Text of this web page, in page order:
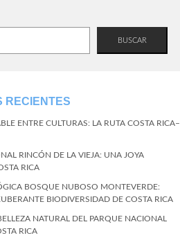
BUSCAR
RECIENTES
ENTRE CULTURAS: LA RUTA COSTA RICA–
RINCÓN DE LA VIEJA: UNA JOYA
RICA
BOSQUE NUBOSO MONTEVERDE:
BIODIVERSIDAD DE COSTA RICA
NATURAL DEL PARQUE NACIONAL
RICA